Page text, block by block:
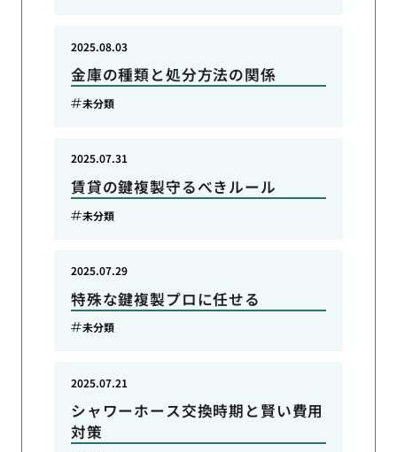
金庫の種類と処分方法の関係
2025.08.03
未分類
賃貸の鍵複製守るべきルール
2025.07.31
未分類
特殊な鍵複製プロに任せる
2025.07.29
未分類
シャワーホース交換時期と賢い費用
対策
2025.07.21